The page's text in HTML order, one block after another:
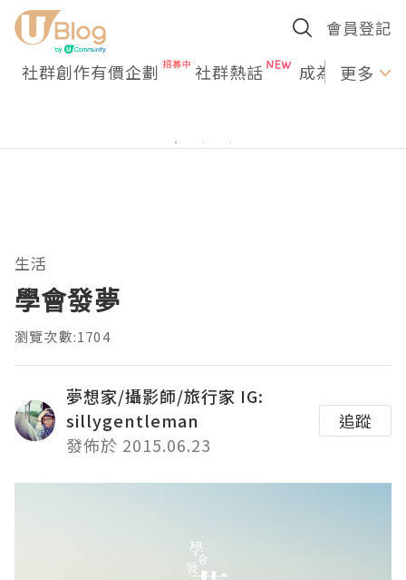
會員登記
社群創作有價企劃 社群熱話 成為U更多
生活
學會發夢
瀏覽次數:1704
夢想家/攝影師/旅行家 IG:
sillygentleman
發佈於 2015.06.23
追蹤